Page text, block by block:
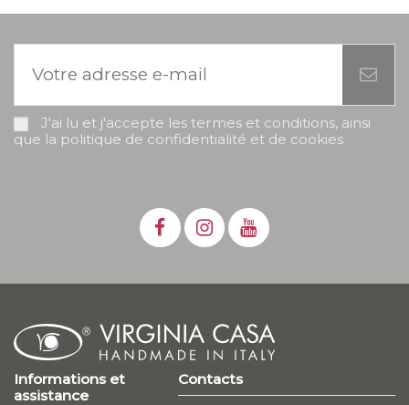
J'ai lu et j'accepte les termes et conditions, ainsi
que la politique de confidentialité et de cookies
Informations et
assistance
Contacts